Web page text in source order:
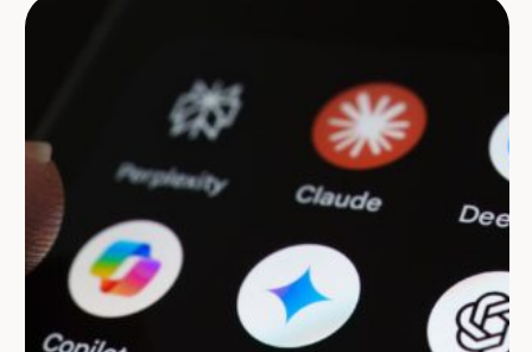
betekent. Dit is een lijst …